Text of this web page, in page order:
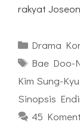
rakyat
Kategori
Drama
Tag
Bae Doo-
Kim Sung-Kyu
Sinopsis
45